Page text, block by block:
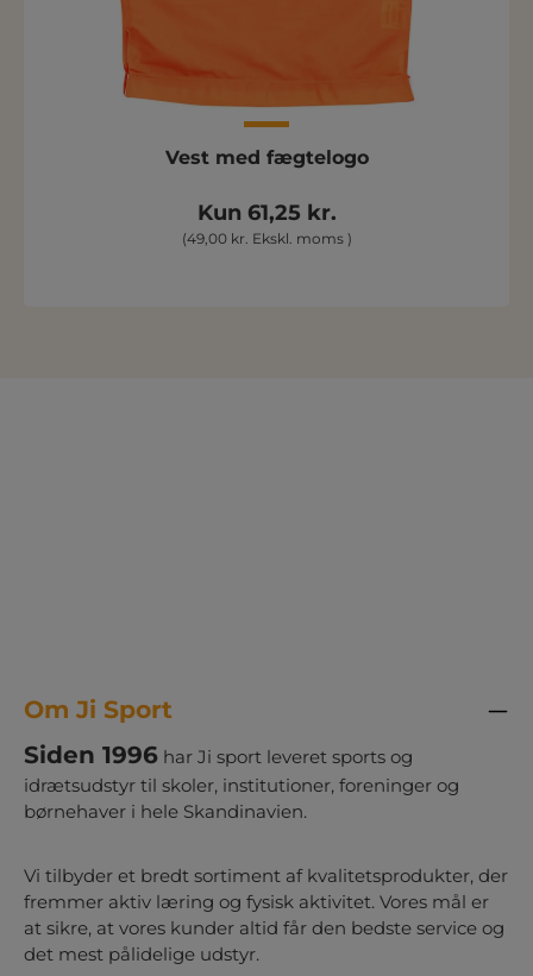
Vest med fægtelogo
Kun 61,25 kr.
(49,00 kr. Ekskl. moms )
Om Ji Sport
Siden 1996 har Ji sport leveret sports og
idrætsudstyr til skoler, institutioner, foreninger og
børnehaver i hele Skandinavien.
Vi tilbyder et bredt sortiment af kvalitetsprodukter, der
fremmer aktiv læring og fysisk aktivitet. Vores mål er
at sikre, at vores kunder altid får den bedste service og
det mest pålidelige udstyr.